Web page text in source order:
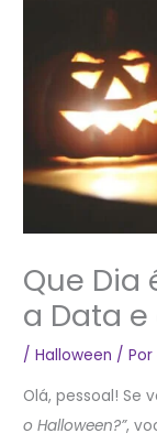
Que Dia
a Data
/Halloween / Por
Olá, pessoal! Se
o Halloween?”,